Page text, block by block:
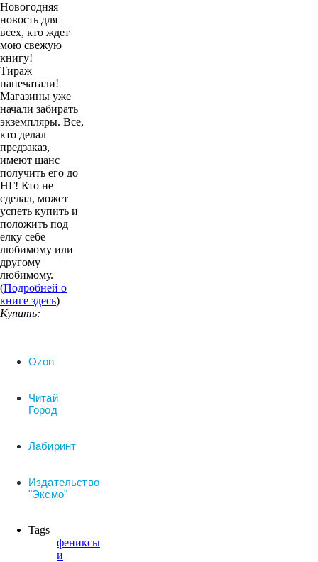
Новогодняя
новость для
всех, кто ждет
мою свежую
книгу!
Тираж
напечатали!
Магазины уже
начали забирать
экземпляры. Все,
кто делал
предзаказ,
имеют шанс
получить его до
НГ! Кто не
сделал, может
успеть купить и
положить под
елку себе
любимому или
другому
любимому.
(Подробней о
книге здесь)
Купить:
Ozon
Читай
Город
Лабиринт
Издательство
"Эксмо"
Tags
фениксы
и